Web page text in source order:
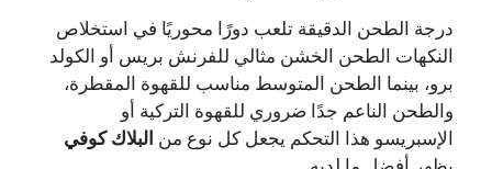
درجة الطحن الدقيقة تلعب دورًا محوريًا في استخلاص
النكهات الطحن الخشن مثالي للفرنش بريس أو الكولد
برو، بينما الطحن المتوسط مناسب للقهوة المقطرة،
والطحن الناعم جدًا ضروري للقهوة التركية أو
الإسبريسو هذا التحكم يجعل كل نوع من البلاك كوفي